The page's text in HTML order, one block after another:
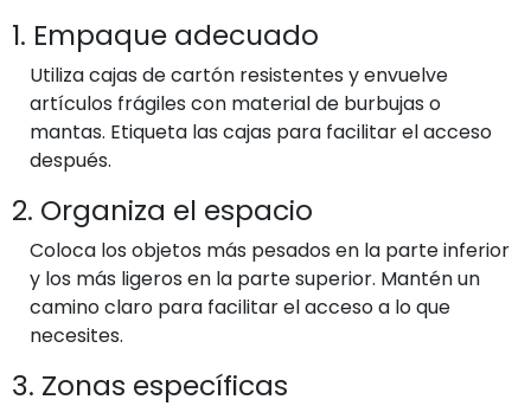
1. Empaque adecuado
Utiliza cajas de cartón resistentes y envuelve
artículos frágiles con material de burbujas o
mantas. Etiqueta las cajas para facilitar el acceso
después.
2. Organiza el espacio
Coloca los objetos más pesados en la parte inferior
y los más ligeros en la parte superior. Mantén un
camino claro para facilitar el acceso a lo que
necesites.
3. Zonas específicas